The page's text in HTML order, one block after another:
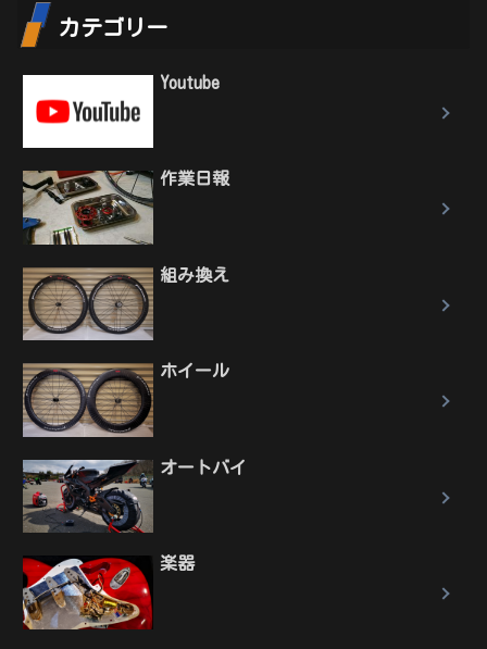
カテゴリー
Youtube
作業日報
組み換え
ホイール
オートバイ
楽器